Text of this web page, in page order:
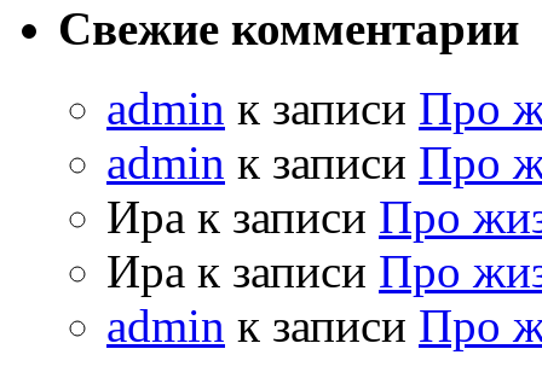
Свежие комментарии
admin к записи Про
admin к записи Про
Ира к записи Про
Ира к записи Про
admin к записи Про